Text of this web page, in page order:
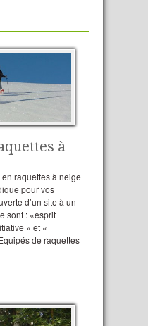
à
raquettes à neige
pour vos
d’un site à un
sont : «esprit
» et «
de raquettes